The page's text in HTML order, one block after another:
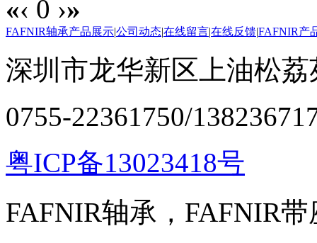
«‹ 0 ›»
FAFNIR轴承产品展示|公司动态|在线留言|在线反馈|FAFNIR产
深圳市龙华新区上油松
0755-22361750/
粤ICP备13023418号
FAFNIR轴承，FAFNIR